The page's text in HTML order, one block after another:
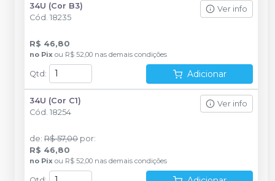
34U (Cor B3)
Cód. 18235
Ver info
R$ 46,80
no Pix ou R$ 52,00 nas demais condições
Qtd : Adicionar
34U (Cor C1)
Cód. 18254
Ver info
de: R$ 57,00 por:
R$ 46,80
no Pix ou R$ 52,00 nas demais condições